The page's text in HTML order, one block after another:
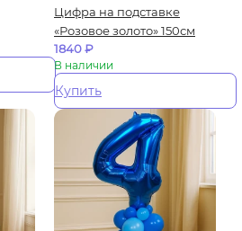
Цифра на подставке
«Розовое золото» 150см
1840₽
В наличии
Купить